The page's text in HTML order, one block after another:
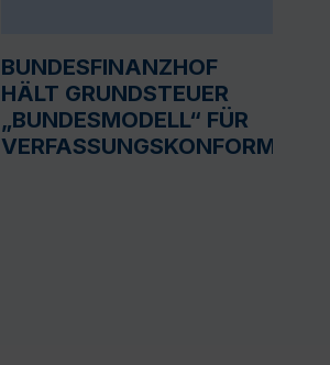
BUNDESFINANZHOF
HÄLT GRUNDSTEUER
„BUNDESMODELL“ FÜR
VERFASSUNGSKONFORM